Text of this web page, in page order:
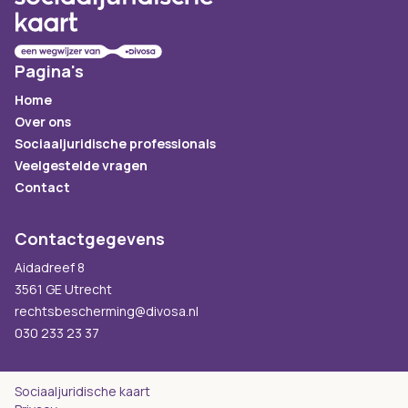
Pagina's
Home
Over ons
Sociaaljuridische professionals
Veelgestelde vragen
Contact
Contactgegevens
Aidadreef 8
3561 GE Utrecht
rechtsbescherming@divosa.nl
030 233 23 37
Sociaaljuridische kaart